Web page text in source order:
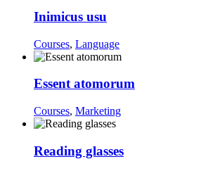
Inimicus usu
Courses, Language
Essent atomorum
Courses, Marketing
Reading glasses